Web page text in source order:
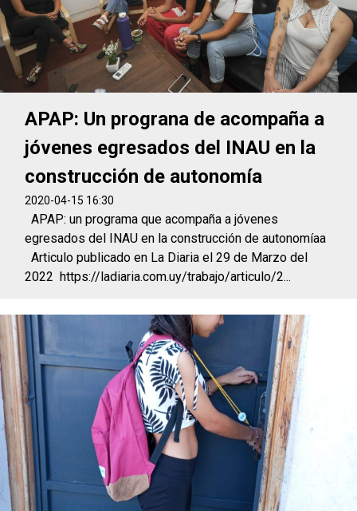
APAP: Un prograna de acompaña a
jóvenes egresados del INAU en la
construcción de autonomía
2020-04-15 16:30
APAP: un programa que acompaña a jóvenes
egresados del INAU en la construcción de autonomíaa
Articulo publicado en La Diaria el 29 de Marzo del
2022 https://ladiaria.com.uy/trabajo/articulo/2...